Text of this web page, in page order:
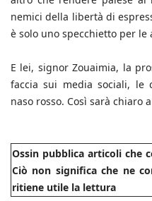
nemici della libertà di
è solo uno specchietto per le
E lei, signor Zouaimia, la
faccia sui media sociali, le
naso rosso. Così sarà chiaro
Ossin pubblica articoli che
Ciò non significa che ne
ritiene utile la lettura